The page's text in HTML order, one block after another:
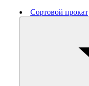
Сортовой прокат